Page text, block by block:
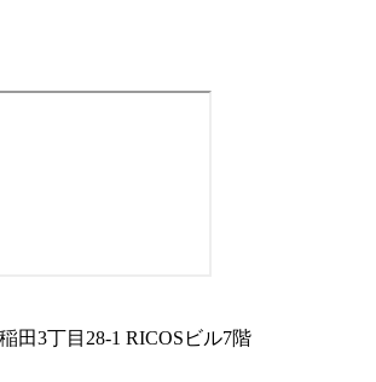
田3丁目28-1 RICOSビル7階